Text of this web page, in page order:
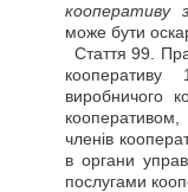
кооперативу
може бути
Стаття 99.
виробничого
кооперативом,
членів
в органи
послугами